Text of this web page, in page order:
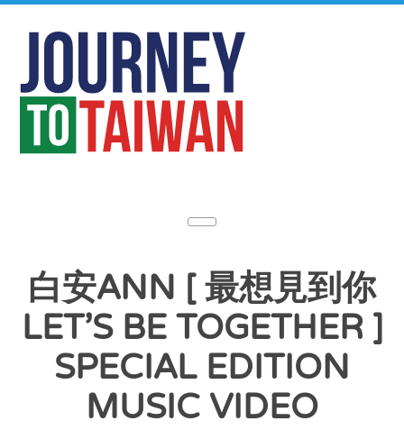
白安ANN [ 最想見到你
LET’S BE TOGETHER ]
SPECIAL EDITION
MUSIC VIDEO